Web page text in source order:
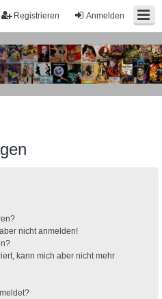
Anmelden
Registrieren
nicht anmelden!
kann mich aber nicht mehr